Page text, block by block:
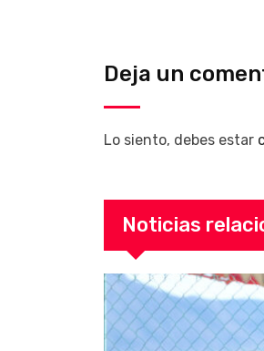
Deja un
Lo siento, debes estar
Noticias